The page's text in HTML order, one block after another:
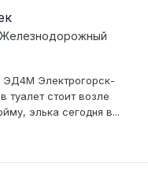
Железнодорожный
ЭД4М Электрогорск-
туалет стоит возле
элька сегодня в...